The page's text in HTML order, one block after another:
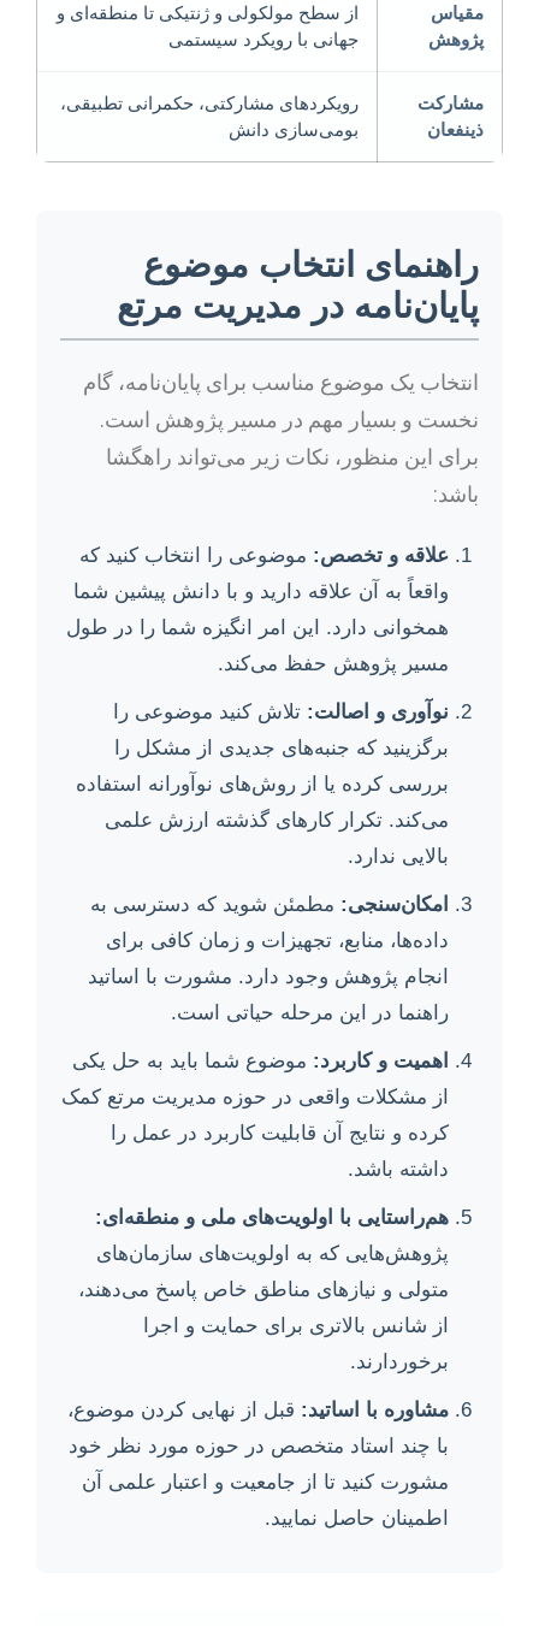
مقیاس
پژوهش
از سطح مولکولی و ژنتیکی تا منطقه‌ای و
جهانی با رویکرد سیستمی
مشارکت
ذینفعان
رویکردهای مشارکتی، حکمرانی تطبیقی،
بومی‌سازی دانش
راهنمای انتخاب موضوع
پایان‌نامه در مدیریت مرتع
انتخاب یک موضوع مناسب برای پایان‌نامه، گام
نخست و بسیار مهم در مسیر پژوهش است.
برای این منظور، نکات زیر می‌تواند راهگشا
باشد:
علاقه و تخصص: موضوعی را انتخاب کنید که
واقعاً به آن علاقه دارید و با دانش پیشین شما
همخوانی دارد. این امر انگیزه شما را در طول
مسیر پژوهش حفظ می‌کند.
نوآوری و اصالت: تلاش کنید موضوعی را
برگزینید که جنبه‌های جدیدی از مشکل را
بررسی کرده یا از روش‌های نوآورانه استفاده
می‌کند. تکرار کارهای گذشته ارزش علمی
بالایی ندارد.
امکان‌سنجی: مطمئن شوید که دسترسی به
داده‌ها، منابع، تجهیزات و زمان کافی برای
انجام پژوهش وجود دارد. مشورت با اساتید
راهنما در این مرحله حیاتی است.
اهمیت و کاربرد: موضوع شما باید به حل یکی
از مشکلات واقعی در حوزه مدیریت مرتع کمک
کرده و نتایج آن قابلیت کاربرد در عمل را
داشته باشد.
هم‌راستایی با اولویت‌های ملی و منطقه‌ای:
پژوهش‌هایی که به اولویت‌های سازمان‌های
متولی و نیازهای مناطق خاص پاسخ می‌دهند،
از شانس بالاتری برای حمایت و اجرا
برخوردارند.
مشاوره با اساتید: قبل از نهایی کردن موضوع،
با چند استاد متخصص در حوزه مورد نظر خود
مشورت کنید تا از جامعیت و اعتبار علمی آن
اطمینان حاصل نمایید.